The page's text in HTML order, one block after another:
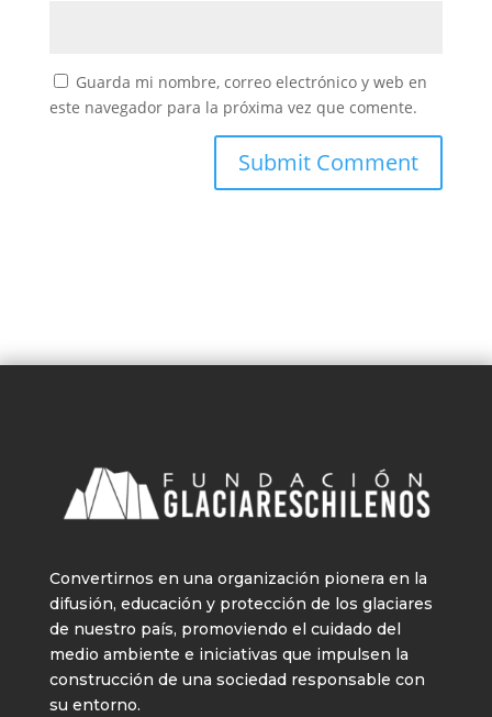
Guarda mi nombre, correo electrónico y web en
este navegador para la próxima vez que comente.
Convertirnos en una organización pionera en la
difusión, educación y protección de los glaciares
de nuestro país, promoviendo el cuidado del
medio ambiente e iniciativas que impulsen la
construcción de una sociedad responsable con
su entorno.